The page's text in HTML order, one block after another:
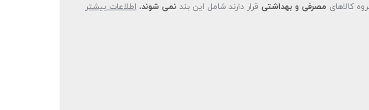
کالاهای مصرفی و بهداشتی قرار دارند شامل این بند نمی شوند. اطلاعات بیشتر